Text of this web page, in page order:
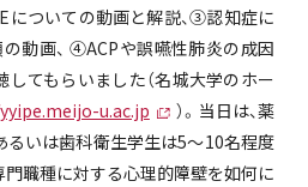
についての動画と解説、③認知症に
動画、 ④ACPや誤嚥性肺炎の成因
てもらいました（名城大学のホー
u.ac.jp
）。当日は、薬
るいは歯科衛生学生は5～10名程度
門職種に対する心理的障壁を如何に